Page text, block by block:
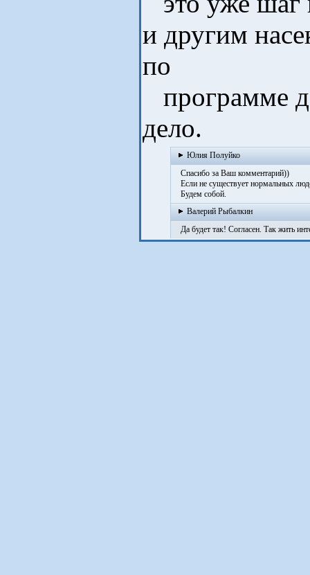
и другим
по
программе
дело.
Юлия Полуйко
Спасибо за Ваш комментарий))
Если не существует нормальных
Будем собой.
Валерий Рыбалкин
Да будет так! Согласен. Так жить